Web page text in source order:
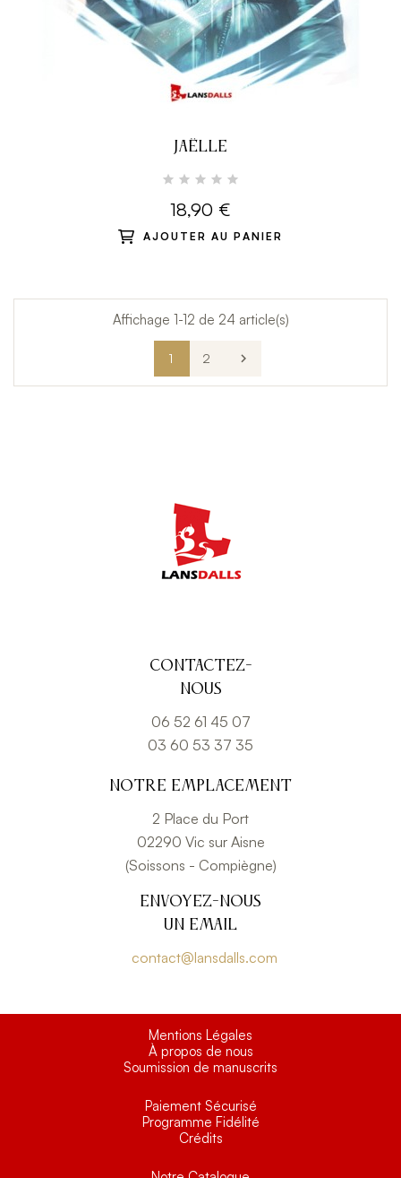
JAËLLE
18,90 €
AJOUTER AU PANIER
Affichage 1-12 de 24 article(s)
1 2 
Contactez-
nous
06 52 61 45 07
03 60 53 37 35
Notre emplacement
2 Place du Port
02290 Vic sur Aisne
(Soissons - Compiègne)
Envoyez-nous
un email
contact@lansdalls.com
Mentions Légales
À propos de nous
Soumission de manuscrits
Paiement Sécurisé
Programme Fidélité
Crédits